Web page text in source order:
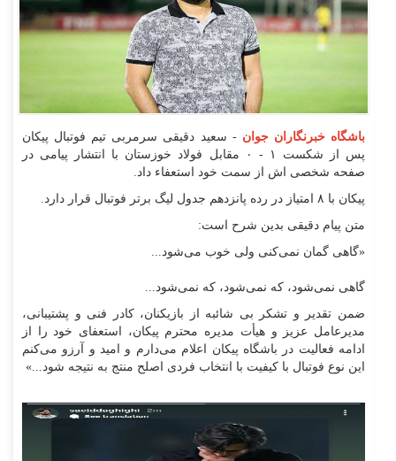
باشگاه خبرنگاران جوان - سعید دقیقی سرمربی تیم فوتبال پیکان
پس از شکست ۱ - ۰ مقابل فولاد خوزستان با انتشار پیامی در
صفحه شخصی اش از سمت خود استعفاء داد.
پیکان با ۸ امتیاز در رده پانزدهم جدول لیگ برتر فوتبال قرار دارد.
متن پیام دقیقی بدین شرح است:
«گاهی گمان نمی‌کنی ولی خوب می‌شود...
گاهی نمی‌شود، که نمی‌شود، که نمی‌شود...
ضمن تقدیر و تشکر بی‌ شائبه از بازیکنان، کادر فنی و پشتیبانی،
مدیرعامل عزیز و هیأت مدیره محترم پیکان، استعفای خود را از
ادامه فعالیت در باشگاه پیکان اعلام می‌دارم و امید و آرزو می‌کنم
این نوع فوتبال با کیفیت با انتخاب فردی اصلح منتج به نتیجه شود...»